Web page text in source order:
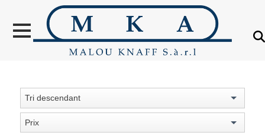
VENTES
LOCATION
OBJETS VENDUS
ÉTRANGER
Tri descendant
Prix